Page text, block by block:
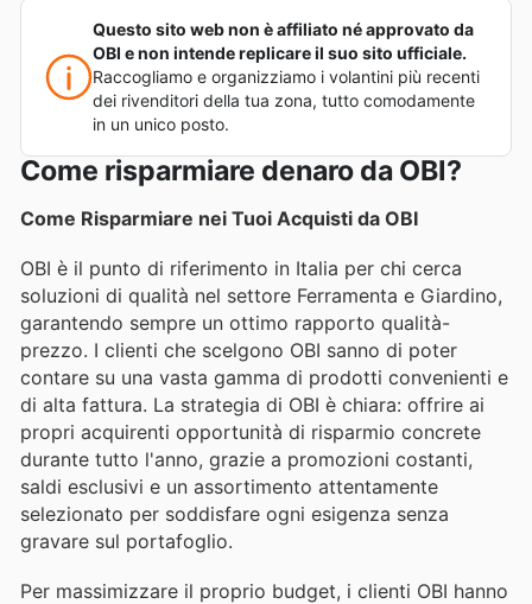
Questo sito web non è affiliato né approvato da
OBI e non intende replicare il suo sito ufficiale.
Raccogliamo e organizziamo i volantini più recenti
dei rivenditori della tua zona, tutto comodamente
in un unico posto.
Come risparmiare denaro da OBI?
Come Risparmiare nei Tuoi Acquisti da OBI
OBI è il punto di riferimento in Italia per chi cerca
soluzioni di qualità nel settore Ferramenta e Giardino,
garantendo sempre un ottimo rapporto qualità-
prezzo. I clienti che scelgono OBI sanno di poter
contare su una vasta gamma di prodotti convenienti e
di alta fattura. La strategia di OBI è chiara: offrire ai
propri acquirenti opportunità di risparmio concrete
durante tutto l'anno, grazie a promozioni costanti,
saldi esclusivi e un assortimento attentamente
selezionato per soddisfare ogni esigenza senza
gravare sul portafoglio.
Per massimizzare il proprio budget, i clienti OBI hanno